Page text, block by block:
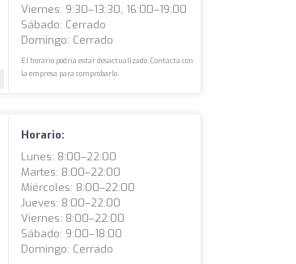
Viernes: 9:30–13:30, 16:00–19:00
Sábado: Cerrado
Domingo: Cerrado
El horario podría estar desactualizado. Contacta con
la empresa para comprobarlo.
Horario:
Lunes: 8:00–22:00
Martes: 8:00–22:00
Miércoles: 8:00–22:00
Jueves: 8:00–22:00
Viernes: 8:00–22:00
Sábado: 9:00–18:00
Domingo: Cerrado